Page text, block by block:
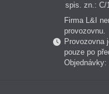
spis. zn.: C/
Firma L&I
provozovnu.
Provozovna
pouze po
Objednávky: